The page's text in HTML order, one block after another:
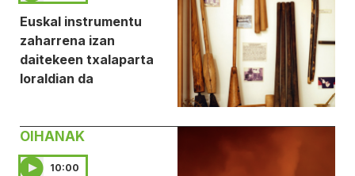
Euskal instrumentu
zaharrena izan
daitekeen txalaparta
loraldian da
OIHANAK
10:00